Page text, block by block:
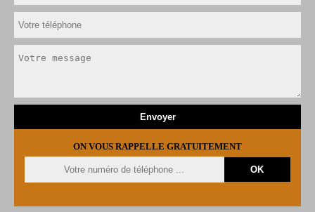
ON VOUS RAPPELLE GRATUITEMENT